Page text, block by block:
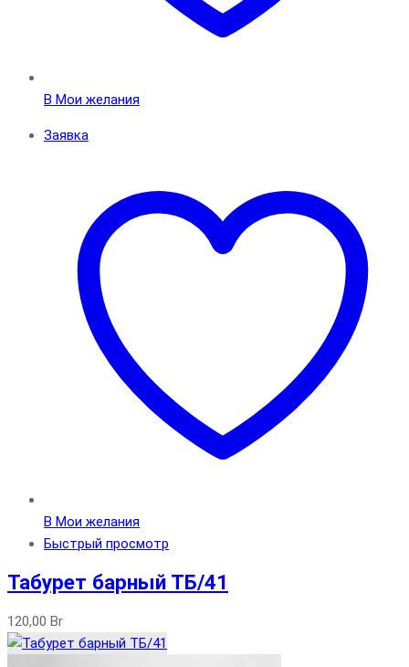
В Мои желания
Заявка
В Мои желания
Быстрый просмотр
Табурет барный ТБ/41
120,00 Br